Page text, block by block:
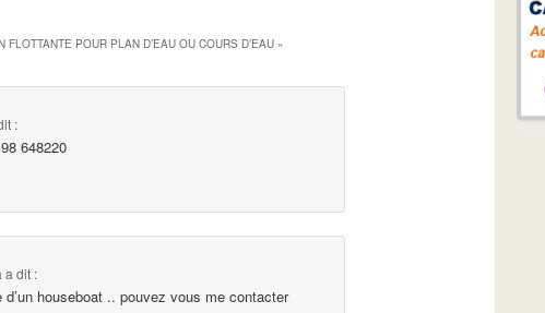
FLOTTANTE POUR PLAN D’EAU OU COURS D’EAU »
:
648220
a dit :
houseboat .. pouvez vous me contacter